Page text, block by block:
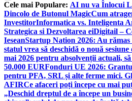
Cele mai Populare: AI nu va Înlocui
Dincolo de Butonul MagicCum
InvestitorInformatica vs. Inteligenta
Strategica si Dezvoltarea eiDigitail –
IeseanStartup Nation 2026: Au
statul vrea să deschidă o nouă
mai 2026 pentru absolvenții actuali,
50.000 EURFonduri UE 2026:
pentru PFA, SRL și alte ferme mici.
AFIRCe afaceri poți începe cu mai
„Deschid dreptul de a începe un